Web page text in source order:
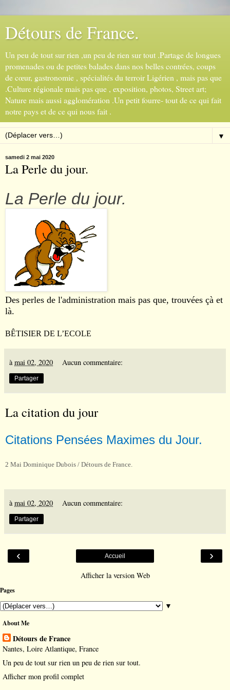
Détours de France.
Un peu de tout sur rien ,un peu de rien sur tout .Partage de longues
promenades ou de petites balades dans nos belles contrées, coups
de cœur, gastronomie , spécialités du terroir Ligérien , mais pas que
.Culture régionale mais pas que , exposition, photos, Street art;
Nature mais aussi agglomération .Un petit fourre- tout de ce qui fait
notre pays et de ce qui nous fait .
▼
samedi 2 mai 2020
La Perle du jour.
La Perle du jour.
Des perles de l'administration mais pas que, trouvées çà et
là.
BÊTISIER DE L’ECOLE
à mai 02, 2020 Aucun commentaire:
Partager
La citation du jour
Citations Pensées Maximes du Jour.
2 Mai Dominique Dubois / Détours de France.
à mai 02, 2020 Aucun commentaire:
Partager
‹ ›
Accueil
Afficher la version Web
Pages
▼
About Me
Détours de France
Nantes, Loire Atlantique, France
Un peu de tout sur rien un peu de rien sur tout.
Afficher mon profil complet